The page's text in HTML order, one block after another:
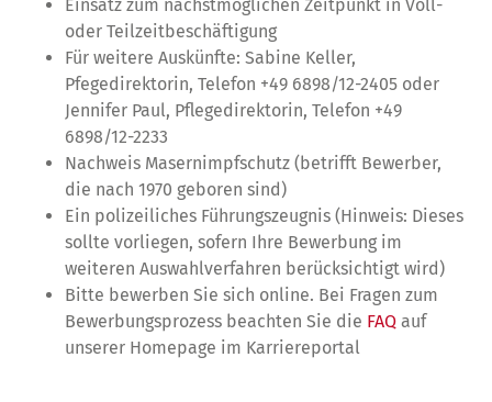
Einsatz zum nächstmöglichen Zeitpunkt in Voll-
oder Teilzeitbeschäftigung
Für weitere Auskünfte: Sabine Keller,
Pfegedirektorin, Telefon +49 6898/12-2405 oder
Jennifer Paul, Pflegedirektorin, Telefon +49
6898/12-2233
Nachweis Masernimpfschutz (betrifft Bewerber,
die nach 1970 geboren sind)
Ein polizeiliches Führungszeugnis (Hinweis: Dieses
sollte vorliegen, sofern Ihre Bewerbung im
weiteren Auswahlverfahren berücksichtigt wird)
Bitte bewerben Sie sich online. Bei Fragen zum
Bewerbungsprozess beachten Sie die FAQauf
unserer Homepage im Karriereportal